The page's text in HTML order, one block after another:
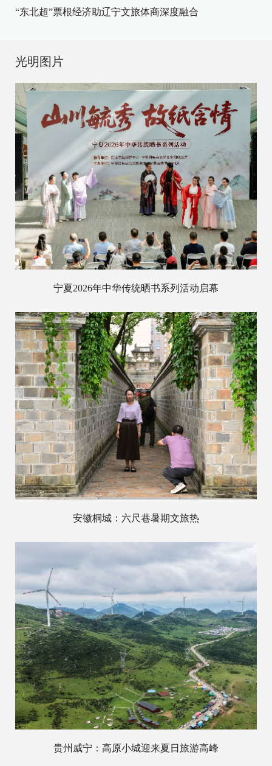
“东北超”票根经济助辽宁文旅体商深度融合
光明图片
宁夏2026年中华传统晒书系列活动启幕
安徽桐城：六尺巷暑期文旅热
贵州威宁：高原小城迎来夏日旅游高峰